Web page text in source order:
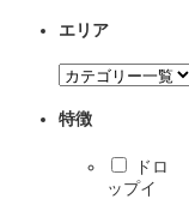
エリア
特徴
ドロ
ップイ